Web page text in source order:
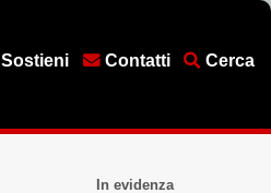
Sostieni Contatti Cerca
In evidenza